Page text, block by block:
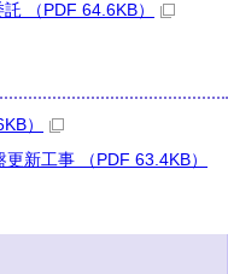
（PDF 64.6KB）
）
新工事 （PDF 63.4KB）